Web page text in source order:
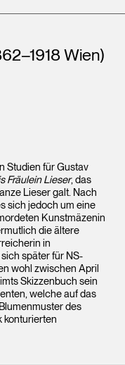
Wien)
Studien für Gustav
Fräulein Lieser, das
Lieser galt. Nach
sich jedoch um eine
Kunstmäzenin
die ältere
in
später für NS-
wohl zwischen April
Skizzenbuch sein
welche auf das
des
konturierten